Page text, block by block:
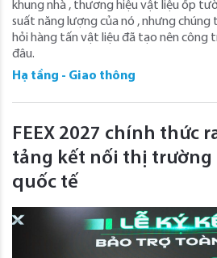
khung nhà , thương hiệu vật liệu ốp
suất năng lượng của nó , nhưng
hỏi hàng tấn vật liệu đã tạo nên công
đâu.
Hạ tầng - Giao thông
FEEX 2027 chính thức
tảng kết nối thị trường
quốc tế